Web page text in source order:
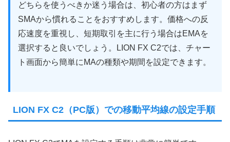
どちらを使うべきか迷う場合は、初心者の方はまず
SMAから慣れることをおすすめします。価格への反
応速度を重視し、短期取引を主に行う場合はEMAを
選択すると良いでしょう。LION FX C2では、チャー
ト画面から簡単にMAの種類や期間を設定できます。
LION FX C2（PC版）での移動平均線の設定手順